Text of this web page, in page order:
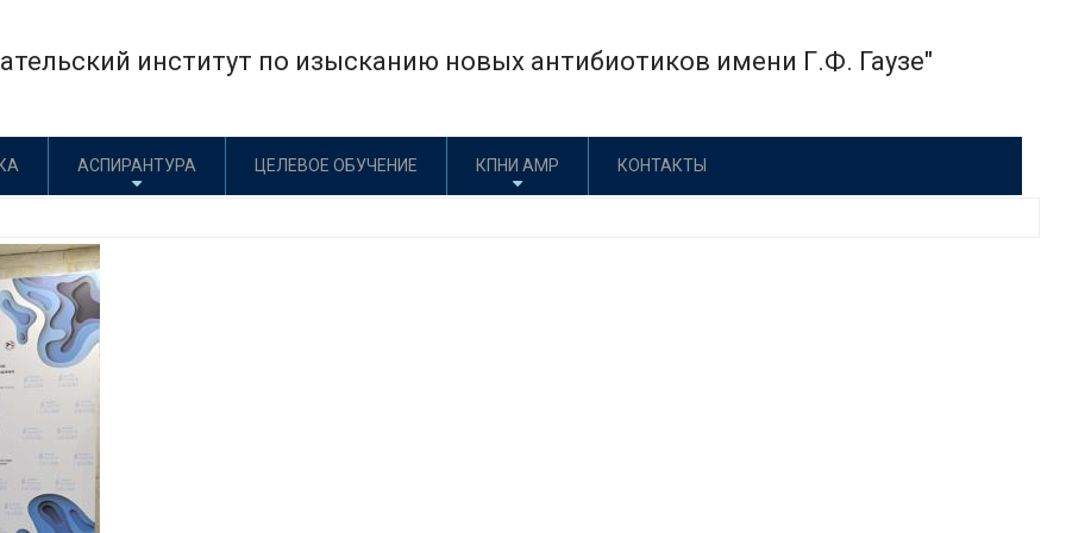
институт по изысканию новых антибиотиков имени Г.Ф. Гаузе"
АСПИРАНТУРА ЦЕЛЕВОЕ ОБУЧЕНИЕ КПНИ АМР КОНТАКТЫ